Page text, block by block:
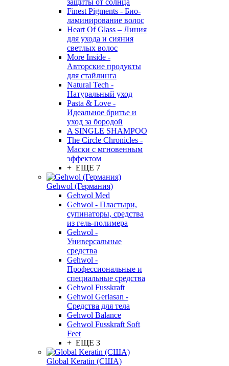
защиты от солнца
Finest Pigments - Био-
ламинирование волос
Heart Of Glass – Линия
для ухода и сияния
светлых волос
More Inside -
Авторские продукты
для стайлинга
Natural Tech -
Натуральный уход
Pasta & Love -
Идеальное бритье и
уход за бородой
A SINGLE SHAMPOO
The Circle Chronicles -
Маски с мгновенным
эффектом
+ ЕЩЕ 7
Gehwol (Германия)
Gehwol Med
Gehwol - Пластыри,
супинаторы, средства
из гель-полимера
Gehwol -
Универсальные
средства
Gehwol -
Профессиональные и
специальные средства
Gehwol Fusskraft
Gehwol Gerlasan -
Средства для тела
Gehwol Balance
Gehwol Fusskraft Soft
Feet
+ ЕЩЕ 3
Global Keratin (США)